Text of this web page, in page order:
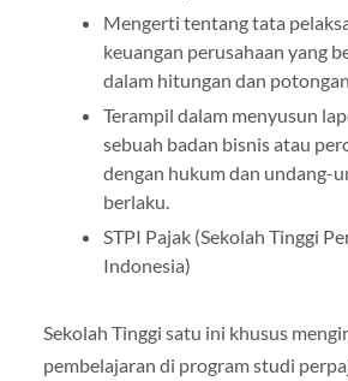
Mengerti tentang tata
keuangan perusahaan yang
dalam hitungan dan
Terampil dalam menyusun
sebuah badan bisnis atau
dengan hukum dan undang-
berlaku.
STPI Pajak (Sekolah Tinggi
Indonesia)
Sekolah Tinggi satu ini khusus
pembelajaran di program studi